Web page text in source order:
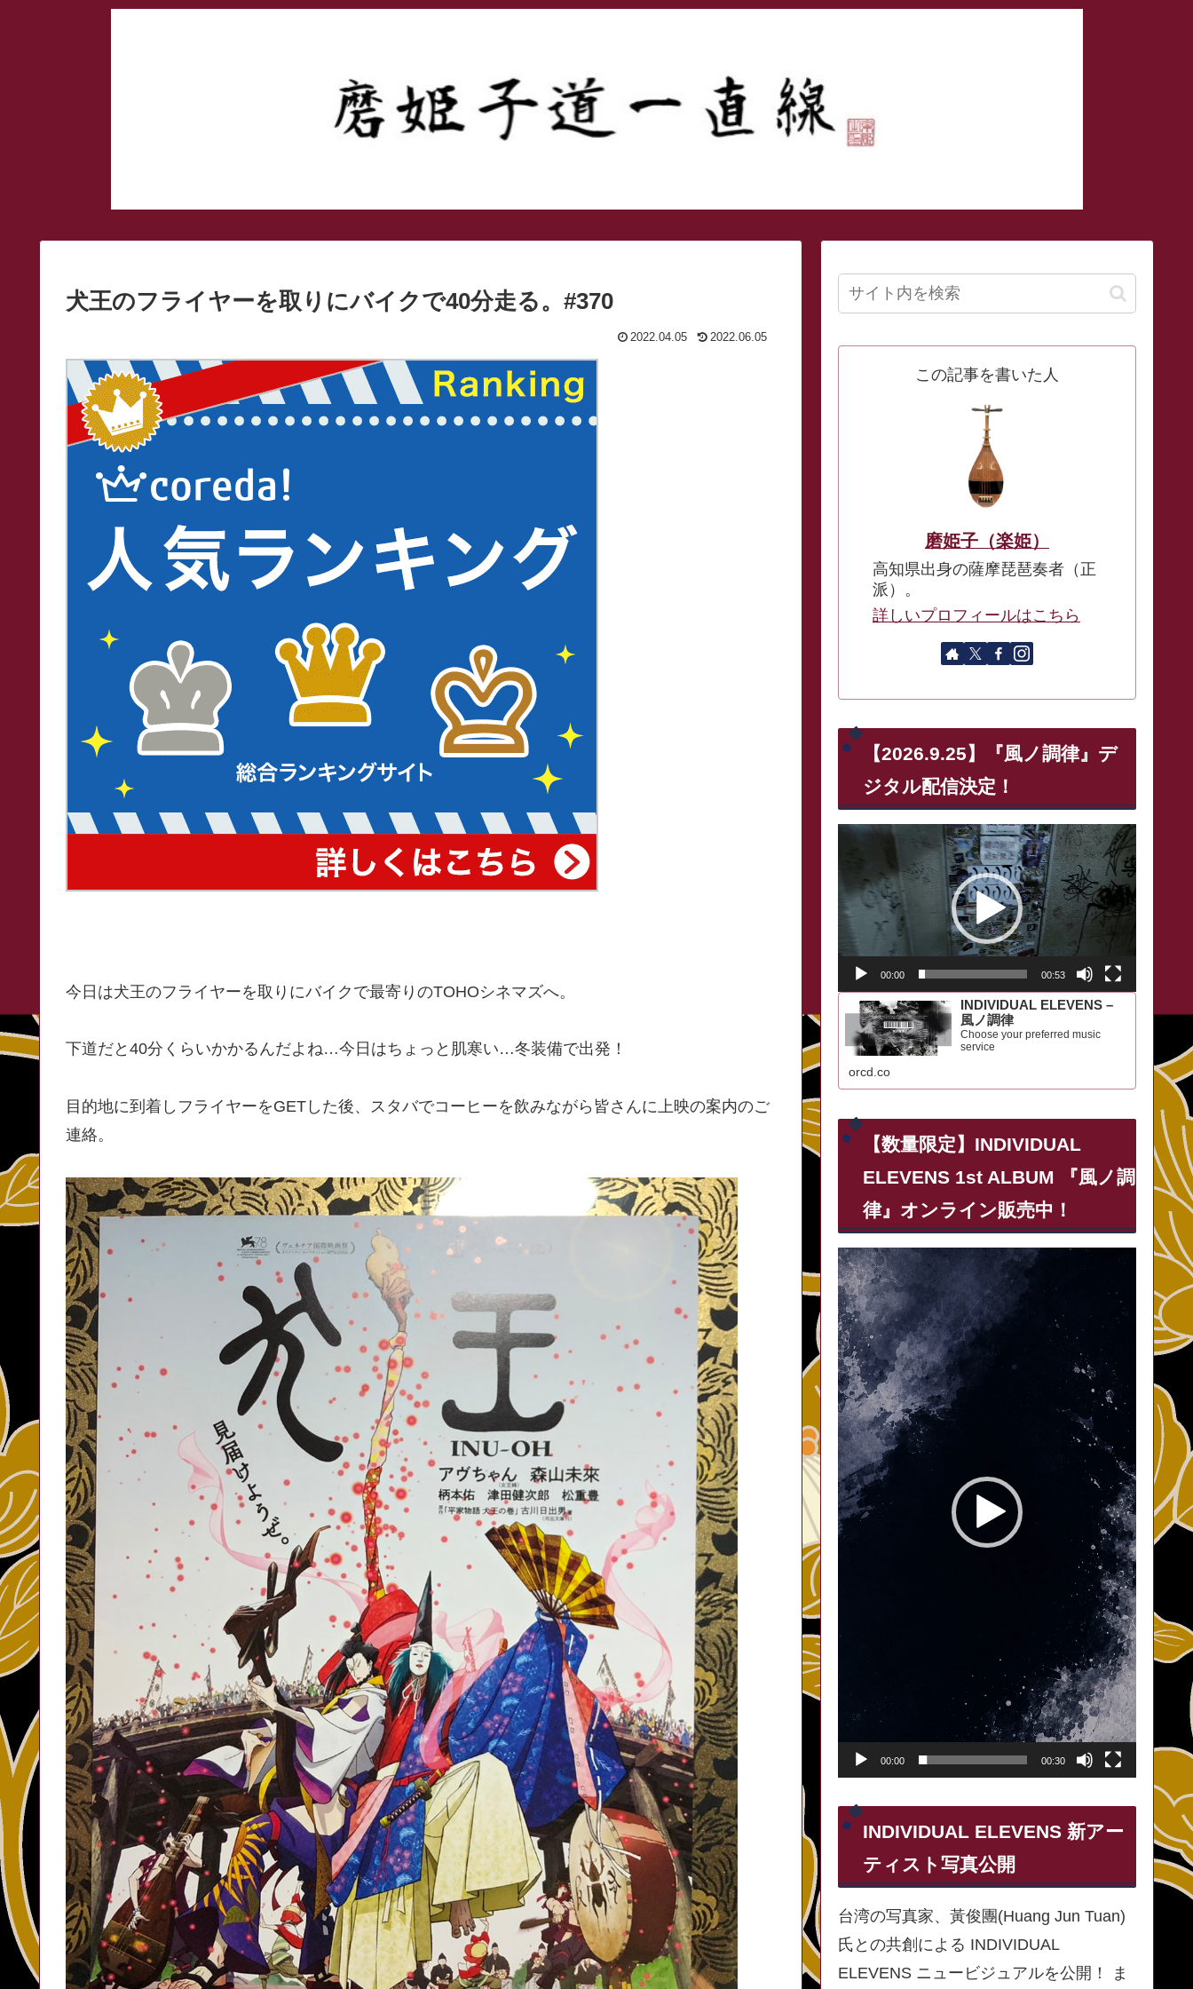
犬王のフライヤーを取りにバイクで40分走る。#370
2022.04.05 2022.06.05
今日は犬王のフライヤーを取りにバイクで最寄りのTOHOシネマズへ。
下道だと40分くらいかかるんだよね…今日はちょっと肌寒い…冬装備で出発！
目的地に到着しフライヤーをGETした後、スタバでコーヒーを飲みながら皆さんに上映の案内のご
連絡。
この記事を書いた人
磨姫子（楽姫）
高知県出身の薩摩琵琶奏者（正
派）。
詳しいプロフィールはこちら
【2026.9.25】『風ノ調律』デ
ジタル配信決定！
プ
ー
00:00 00:53
INDIVIDUAL ELEVENS –
風ノ調律
Choose your preferred music
service
orcd.co
【数量限定】INDIVIDUAL
ELEVENS 1st ALBUM 『風ノ調
律』オンライン販売中！
動
画
プ
レ
ー
ヤ
ー
00:00 00:30
INDIVIDUAL ELEVENS 新アー
ティスト写真公開
台湾の写真家、黃俊團(Huang Jun Tuan)
氏との共創による INDIVIDUAL
ELEVENS ニュービジュアルを公開！ ま